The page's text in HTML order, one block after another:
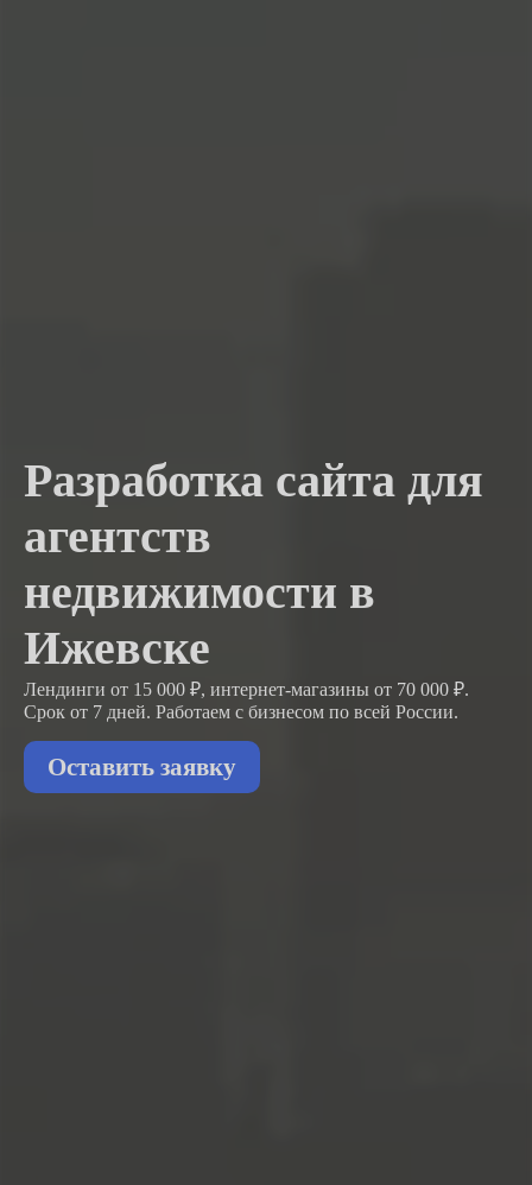
Разработка сайта для
агентств
недвижимости в
Ижевске
Лендинги от 15 000 ₽, интернет-магазины от 70 000 ₽.
Срок от 7 дней. Работаем с бизнесом по всей России.
Оставить заявку